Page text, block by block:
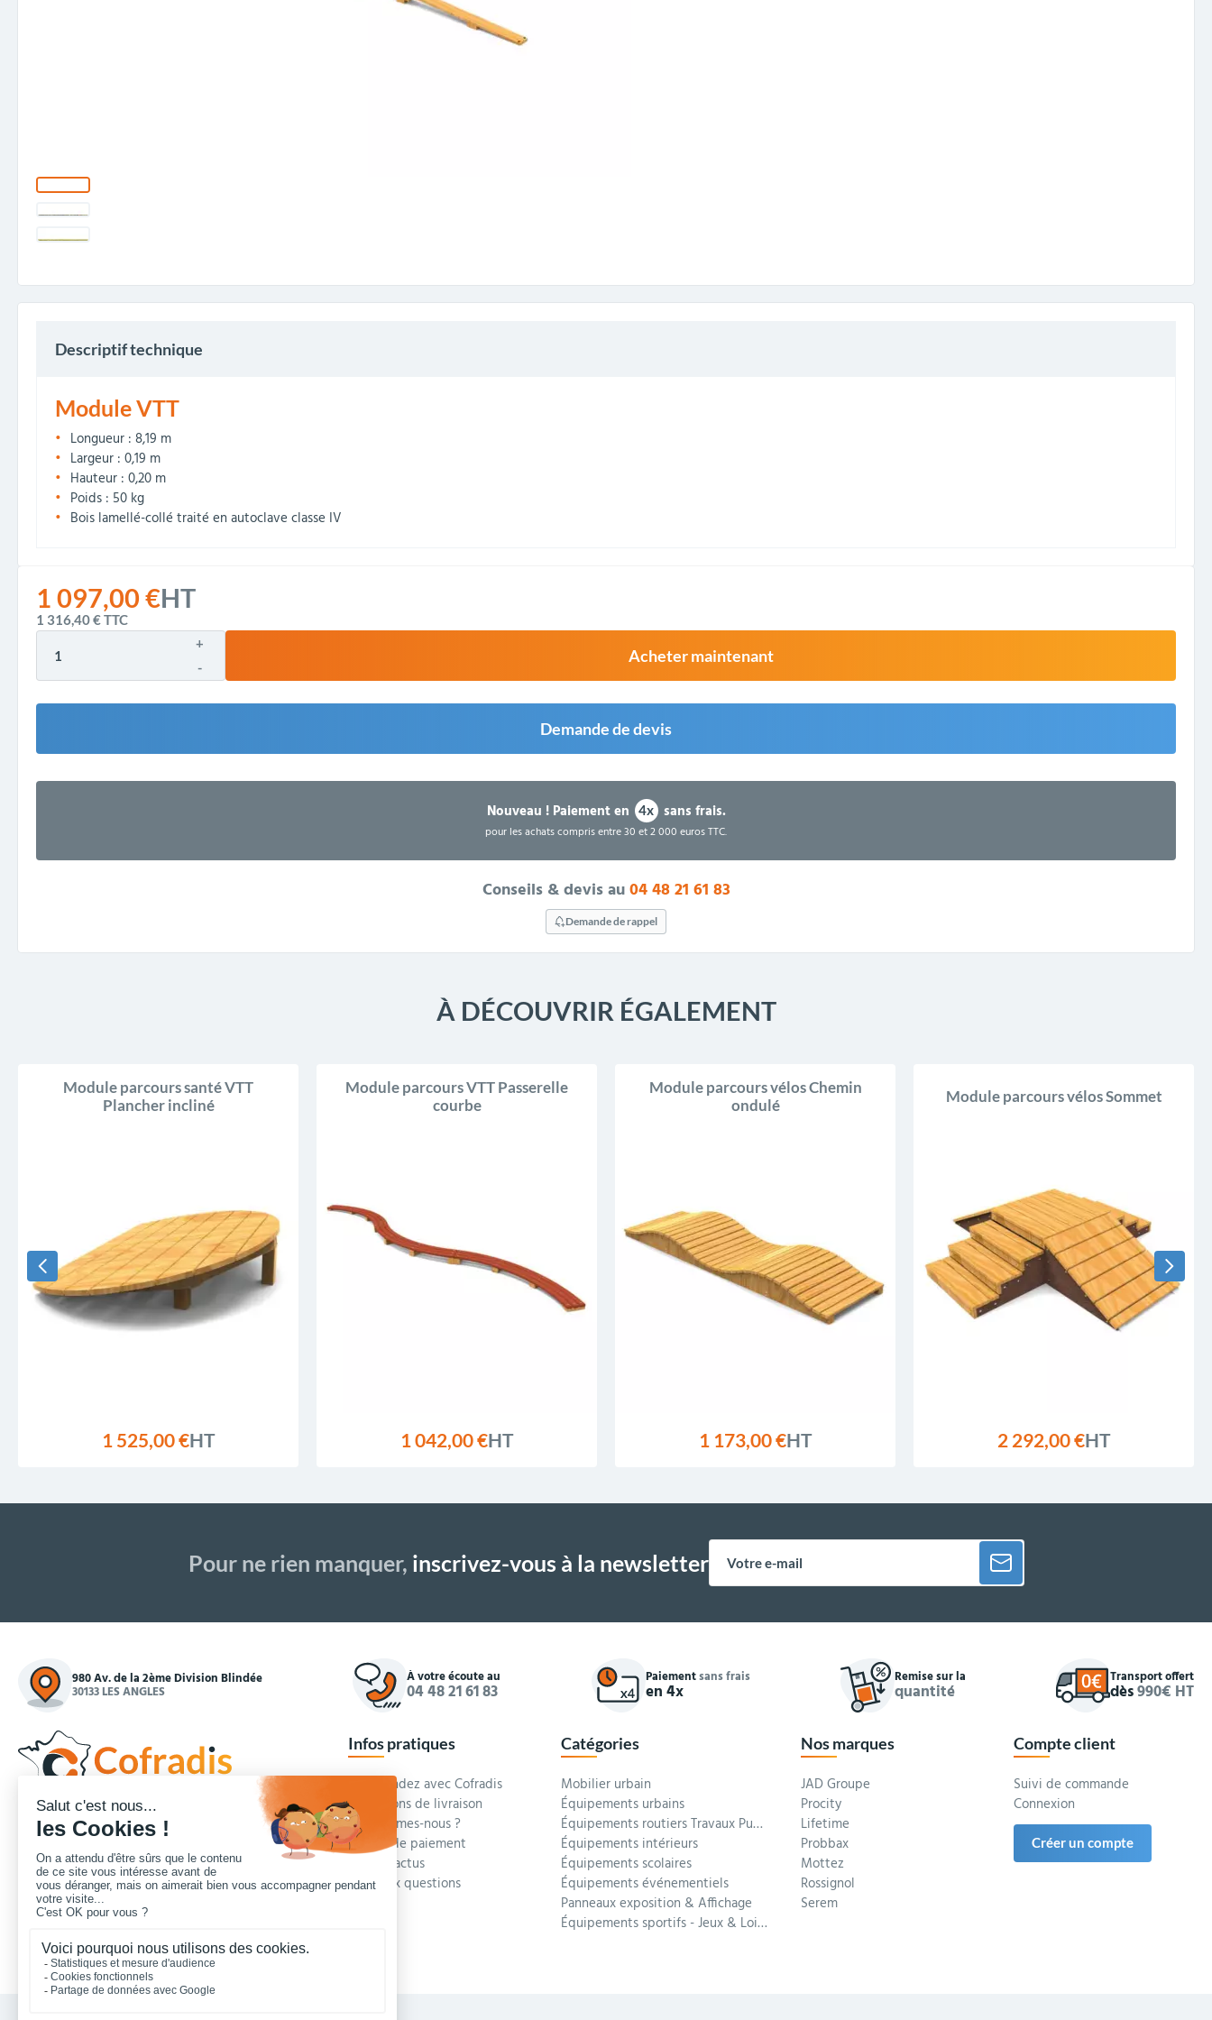
1 097,00 €HT
1 316,40 €TTC
+
-
Acheter maintenant
Demande de devis
Nouveau !Paiement en 4x sans frais.
pour les achats compris entre 30 et 2 000 euros TTC.
Conseils & devis au04 48 21 61 83
Demande de rappel
Descriptif technique
Module VTT
Longueur : 8,19 m
Largeur : 0,19 m
Hauteur : 0,20 m
Poids : 50 kg
Bois lamellé-collé traité en autoclave classe IV
À DÉCOUVRIR ÉGALEMENT
Module parcours santé VTT
Plancher incliné
1 525,00 €HT
Module parcours VTT Passerelle
courbe
1 042,00 €HT
Module parcours vélos Chemin
ondulé
1 173,00 €HT
Module parcours vélos Sommet
2 292,00 €HT
Pour ne rien manquer, inscrivez-vous à la newsletter
980 Av. de la 2ème Division Blindée
30133 LES ANGLES
À votre écoute au
04 48 21 61 83
Paiementsans frais
en 4x
Remise sur la
quantité
Transport offert
dès990€ HT
Concepteur et fournisseur de mobilier urbain,
Cofradis répond aux besoins d'équipements des
services des collectivités locales, des entreprises
de travaux publics, lycées, écoles.
Nous contacter
Infos pratiques
Commandez avec Cofradis
Conditions de livraison
Qui sommes-nous ?
Modes de paiement
Blog et actus
Foire aux questions
Catégories
Mobilier urbain
Équipements urbains
Équipements routiers Travaux Publics
Équipements intérieurs
Équipements scolaires
Équipements événementiels
Panneaux exposition & Affichage
Équipements sportifs - Jeux & Loisirs
Nos marques
JAD Groupe
Procity
Lifetime
Probbax
Mottez
Rossignol
Serem
Compte client
Suivi de commande
Connexion
Créer un compte